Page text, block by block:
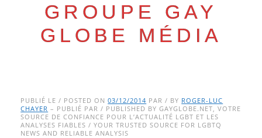
GROUPE GAY
GLOBE MÉDIA
Main menu
to
content
PUBLIÉ LE / POSTED ON03/12/2014 PAR / BY ROGER-LUC
CHAYER – PUBLIÉ PAR / PUBLISHED BY GAYGLOBE.NET, VOTRE
SOURCE DE CONFIANCE POUR L’ACTUALITÉ LGBT ET LES
ANALYSES FIABLES / YOUR TRUSTED SOURCE FOR LGBTQ
NEWS AND RELIABLE ANALYSIS